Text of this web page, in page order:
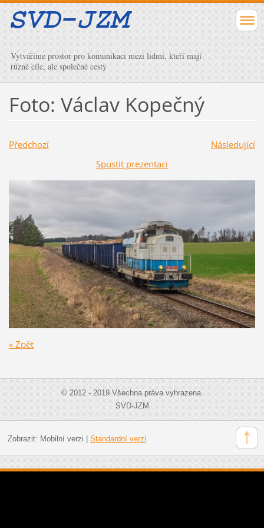
Vytváříme prostor pro komunikaci mezi lidmi, kteří mají
různé cíle, ale společné cesty
Foto: Václav Kopečný
Předchozí
Následující
Spustit prezentaci
« Zpět
© 2012 - 2019 Všechna práva vyhrazena.
SVD-JZM
Zobrazit: Mobilní verzi Standardní verzi